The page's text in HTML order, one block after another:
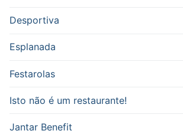
Desportiva
Esplanada
Festarolas
Isto não é um restaurante!
Jantar Benefit